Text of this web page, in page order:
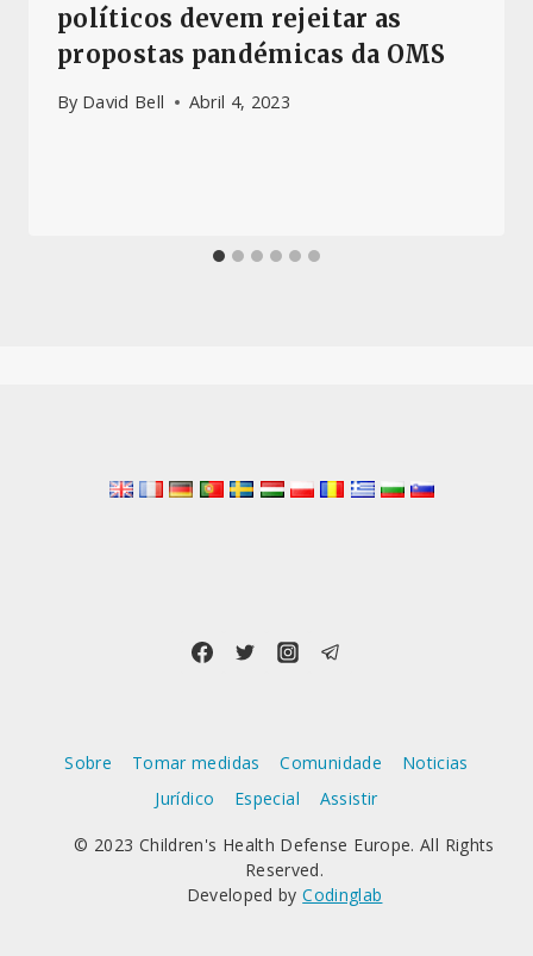
políticos devem rejeitar as
propostas pandémicas da OMS
By David Bell Abril 4, 2023
Sobre Tomar medidas Comunidade
Noticias
Jurídico
Especial Assistir
© 2023 Children's Health Defense Europe. All Rights
Reserved.
Developed byCodinglab